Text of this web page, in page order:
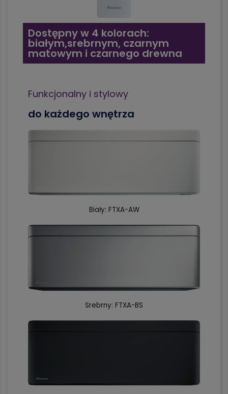
Dostępny w 4 kolorach:
białym,srebrnym, czarnym
matowym i czarnego drewna
Funkcjonalny i stylowy
do każdego wnętrza
Biały: FTXA-AW
Srebrny: FTXA-BS